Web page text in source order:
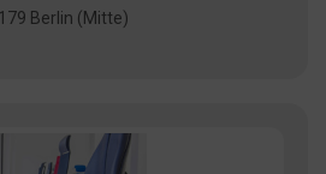
Berlin (Mitte)